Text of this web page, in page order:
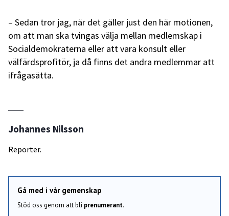
– Sedan tror jag, när det gäller just den här motionen,
om att man ska tvingas välja mellan medlemskap i
Socialdemokraterna eller att vara konsult eller
välfärdsprofitör, ja då finns det andra medlemmar att
ifrågasätta.
Johannes Nilsson
Reporter.
Gå med i vår gemenskap
Stöd oss genom att bli prenumerant.